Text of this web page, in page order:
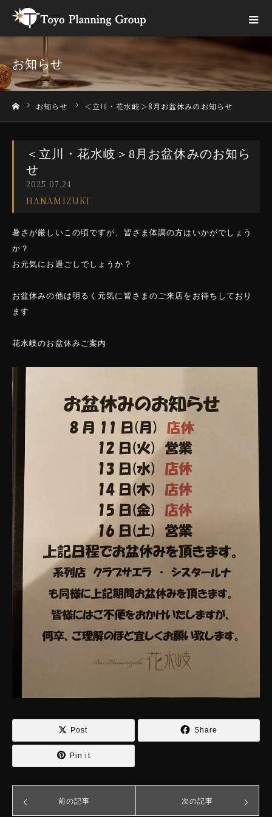
お知らせ
お知らせ ＜立川・花水岐＞8月お盆休みのお知らせ
＜立川・花水岐＞8月お盆休みのお知ら
せ
2025.07.24
HANAMIZUKI
暑さが厳しいこの頃ですが、皆さま体調の方はいかがでしょう
か？
お元気にお過ごしでしょうか？
お盆休みの他は明るく元気に皆さまのご来店をお待ちしており
ます
花水岐のお盆休みご案内
Post Share
Pin it
前の記事 次の記事